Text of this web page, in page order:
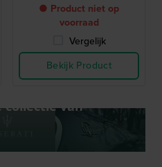
● Product niet op
voorraad
Vergelijk
Bekijk Product
collectie van